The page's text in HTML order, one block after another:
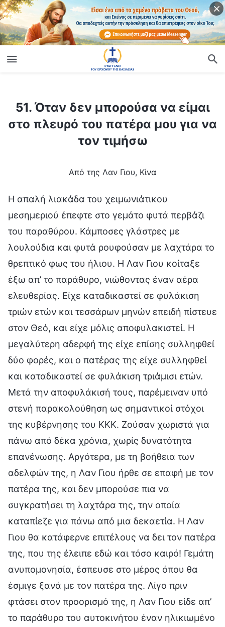
51. Όταν δεν μπορούσα να είμαι
στο πλευρό του πατέρα μου για να
τον τιμήσω
Από της Λαν Γιου, Κίνα
Η απαλή λιακάδα του χειμωνιάτικου
μεσημεριού έπεφτε στο γεμάτο φυτά περβάζι
του παραθύρου. Κάμποσες γλάστρες με
λουλούδια και φυτά ρουφούσαν με λαχτάρα το
θρεπτικό φως του ήλιου. Η Λαν Γιου κοίταξε
έξω απ’ το παράθυρο, νιώθοντας έναν αέρα
ελευθερίας. Είχε καταδικαστεί σε φυλάκιση
τριών ετών και τεσσάρων μηνών επειδή πίστευε
στον Θεό, και είχε μόλις αποφυλακιστεί. Η
μεγαλύτερη αδερφή της είχε επίσης συλληφθεί
δύο φορές, και ο πατέρας της είχε συλληφθεί
και καταδικαστεί σε φυλάκιση τριάμισι ετών.
Μετά την αποφυλάκισή τους, παρέμειναν υπό
στενή παρακολούθηση ως σημαντικοί στόχοι
της κυβέρνησης του ΚΚΚ. Ζούσαν χωριστά για
πάνω από δέκα χρόνια, χωρίς δυνατότητα
επανένωσης. Αργότερα, με τη βοήθεια των
αδελφών της, η Λαν Γιου ήρθε σε επαφή με τον
πατέρα της, και δεν μπορούσε πια να
συγκρατήσει τη λαχτάρα της, την οποία
καταπίεζε για πάνω από μια δεκαετία. Η Λαν
Γιου θα κατάφερνε επιτέλους να δει τον πατέρα
της, που της έλειπε εδώ και τόσο καιρό! Γεμάτη
ανυπομονησία, έσπευσε στο μέρος όπου θα
έσμιγε ξανά με τον πατέρα της. Λίγο πριν
φτάσει στον προορισμό της, η Λαν Γιου είδε απ’
το παράθυρο του αυτοκινήτου έναν ηλικιωμένο